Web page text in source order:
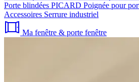
Porte blindées PICARD Poignée pour
Accessoires Serrure industriel
Ma fenêtre & porte fenêtre